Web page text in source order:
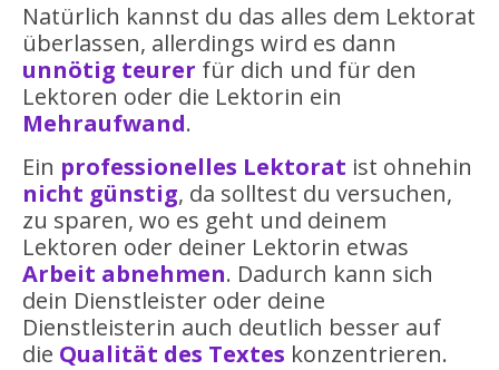
Natürlich kannst du das alles dem Lektorat
überlassen, allerdings wird es dann
unnötig teurer für dich und für den
Lektoren oder die Lektorin ein
Mehraufwand.
Ein professionelles Lektorat ist ohnehin
nicht günstig, da solltest du versuchen,
zu sparen, wo es geht und deinem
Lektoren oder deiner Lektorin etwas
Arbeit abnehmen. Dadurch kann sich
dein Dienstleister oder deine
Dienstleisterin auch deutlich besser auf
die Qualität des Textes konzentrieren.